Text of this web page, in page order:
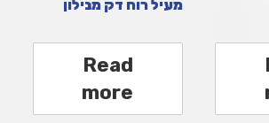
מעיל רוח דק מנילון
Read
more